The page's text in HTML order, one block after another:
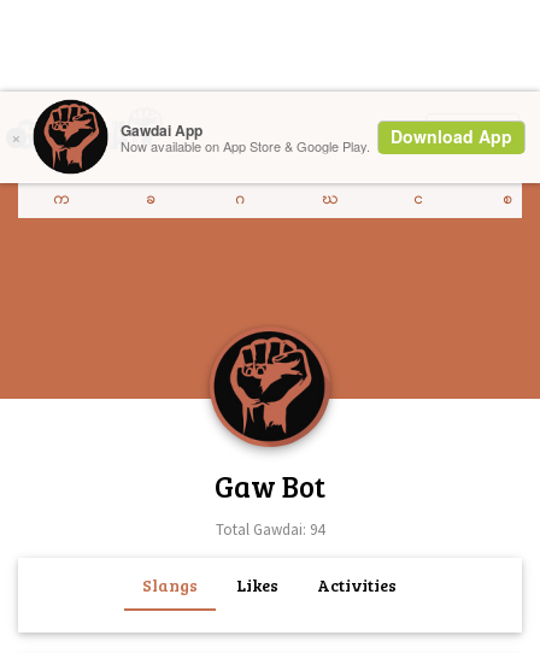
Menu
က ခ ဂ ဃ င စ
Gaw Bot
Total Gawdai: 94
Slangs Likes Activities